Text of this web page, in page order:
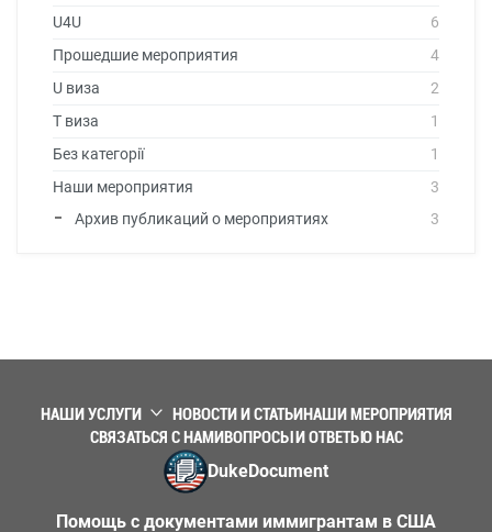
U4U
6
Прошедшие мероприятия
4
U виза
2
T виза
1
Без категорії
1
Наши мероприятия
3
Архив публикаций о мероприятиях
3
НАШИ УСЛУГИ НОВОСТИ И СТАТЬИНАШИ МЕРОПРИЯТИЯ
СВЯЗАТЬСЯ С НАМИВОПРОСЫ И ОТВЕТЫО НАС
DukeDocument
Помощь с документами иммигрантам в США